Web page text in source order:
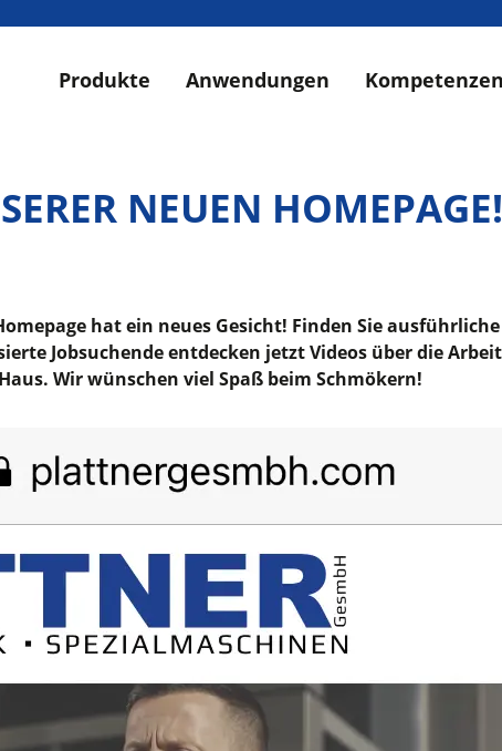
Produkte Anwendungen Kompetenzen
NEUEN HOMEPAGE!
hat ein neues Gesicht! Finden Sie
Jobsuchende entdecken jetzt Videos über die
Wir wünschen viel Spaß beim Schmökern!